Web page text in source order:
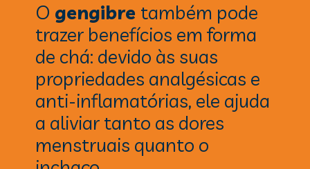
O gengibre também pode
trazer benefícios em forma
de chá: devido às suas
propriedades analgésicas e
anti-inflamatórias, ele ajuda
a aliviar tanto as dores
menstruais quanto o